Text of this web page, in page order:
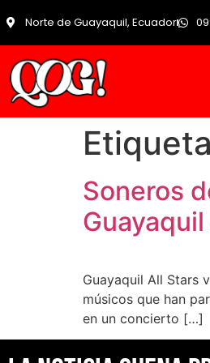
Norte de Guayaquil, Ecuador
Soneros
Guayaquil All Stars
músicos que han
en un concierto […]